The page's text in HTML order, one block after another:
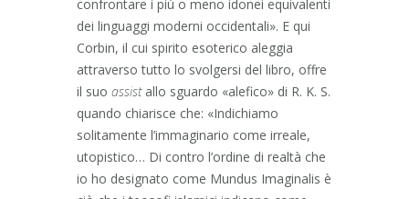
confrontare i più o meno idonei equivalenti
dei linguaggi moderni occidentali». E qui
Corbin, il cui spirito esoterico aleggia
attraverso tutto lo svolgersi del libro, offre
il suo assistallo sguardo «alefico» di R. K. S.
quando chiarisce che: «Indichiamo
solitamente l’immaginario come irreale,
utopistico… Di contro l’ordine di realtà che
io ho designato come Mundus Imaginalis è